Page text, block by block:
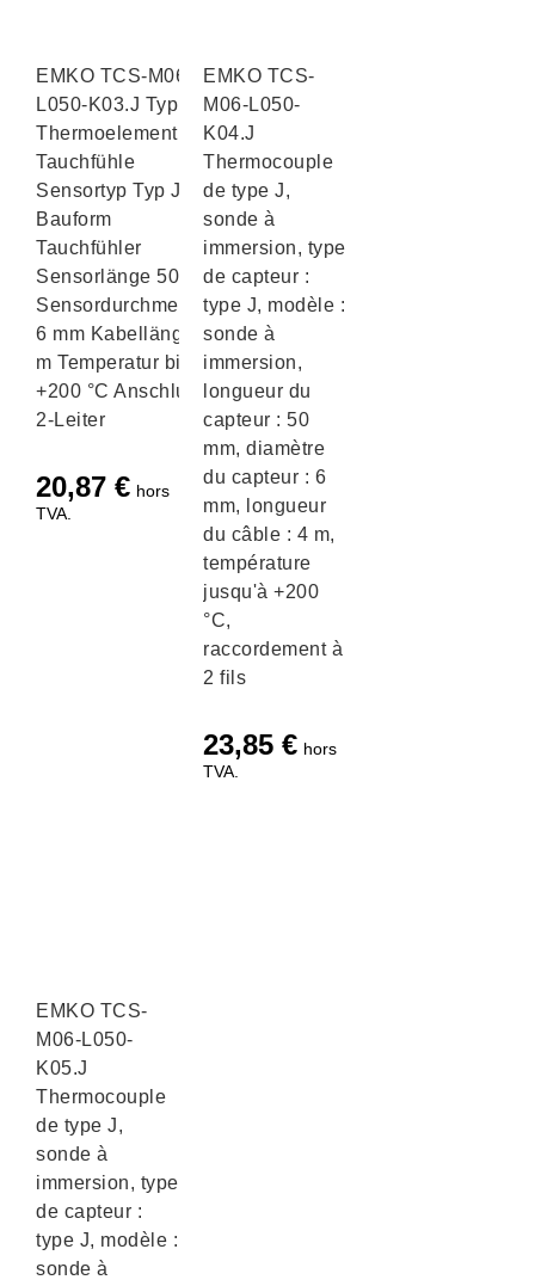
EMKO TCS-M06-
L050-K03.J Typ J
Thermoelement
Tauchfühle
Sensortyp Typ J
Bauform
Tauchfühler
Sensorlänge 50 mm
Sensordurchmesser
6 mm Kabellänge 3
m Temperatur bis
+200 °C Anschluss
2-Leiter
20,87 € hors
TVA.
EMKO TCS-
M06-L050-
K04.J
Thermocouple
de type J,
sonde à
immersion, type
de capteur :
type J, modèle :
sonde à
immersion,
longueur du
capteur : 50
mm, diamètre
du capteur : 6
mm, longueur
du câble : 4 m,
température
jusqu'à +200
°C,
raccordement à
2 fils
23,85 € hors
TVA.
EMKO TCS-
M06-L050-
K05.J
Thermocouple
de type J,
sonde à
immersion, type
de capteur :
type J, modèle :
sonde à